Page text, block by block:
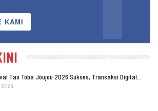
KAMI
Tao Toba Joujou 2026 Sukses, Transaksi Digital…
2026